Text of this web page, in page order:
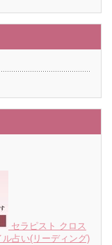
セラピスト クロス
占い(リーディング)